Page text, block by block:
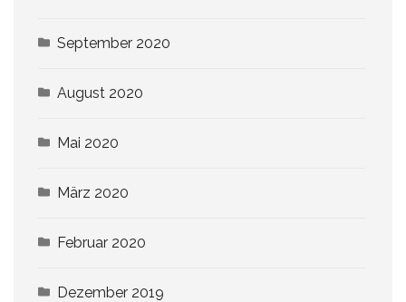
September 2020
August 2020
Mai 2020
März 2020
Februar 2020
Dezember 2019